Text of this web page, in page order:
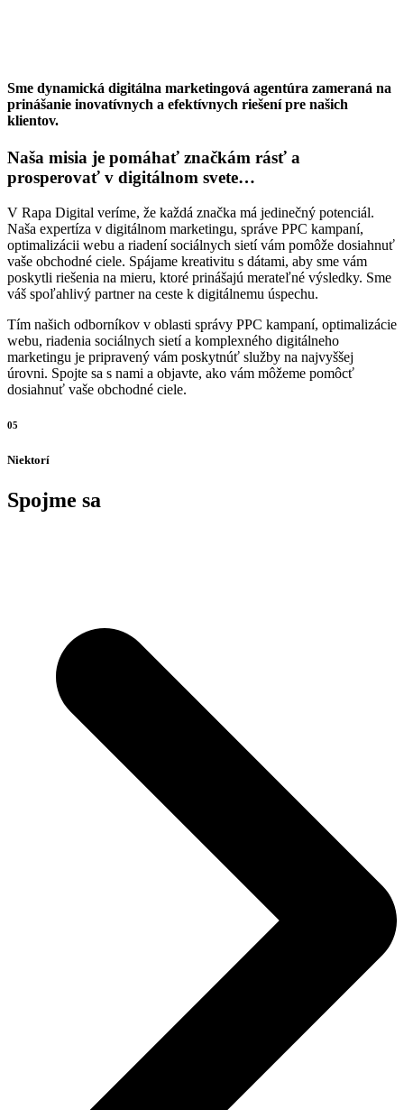
Sme dynamická digitálna marketingová agentúra zameraná na
prinášanie inovatívnych a efektívnych riešení pre našich
klientov.
Naša misia je pomáhať značkám rásť a
prosperovať v digitálnom svete…
V Rapa Digital veríme, že každá značka má jedinečný potenciál.
Naša expertíza v digitálnom marketingu, správe PPC kampaní,
optimalizácii webu a riadení sociálnych sietí vám pomôže dosiahnuť
vaše obchodné ciele. Spájame kreativitu s dátami, aby sme vám
poskytli riešenia na mieru, ktoré prinášajú merateľné výsledky. Sme
váš spoľahlivý partner na ceste k digitálnemu úspechu.
Tím našich odborníkov v oblasti správy PPC kampaní, optimalizácie
webu, riadenia sociálnych sietí a komplexného digitálneho
marketingu je pripravený vám poskytnúť služby na najvyššej
úrovni. Spojte sa s nami a objavte, ako vám môžeme pomôcť
dosiahnuť vaše obchodné ciele.
05
Niektorí
Spojme sa